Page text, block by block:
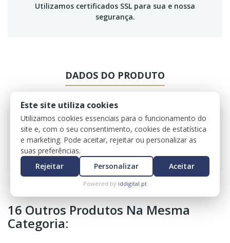
Utilizamos certificados SSL para sua e nossa
segurança.
DADOS DO PRODUTO
REVIEWS
Referência 0467
16 Outros Produtos Na Mesma
Categoria:
Este site utiliza cookies
Utilizamos cookies essenciais para o funcionamento do
site e, com o seu consentimento, cookies de estatística
e marketing. Pode aceitar, rejeitar ou personalizar as
suas preferências.
Rejeitar
Personalizar Aceitar
Powered by iddigital.pt